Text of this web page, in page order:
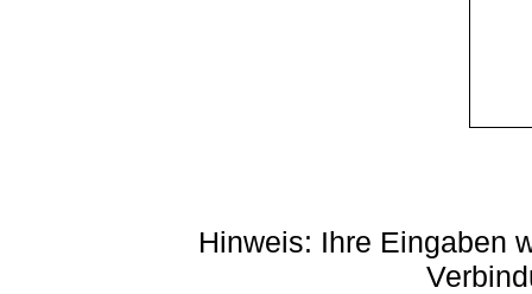
Hinweis: Ihre Eingaben